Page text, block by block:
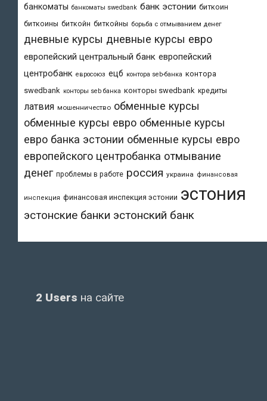
банкоматы банкоматы swedbank банк эстонии биткоин
биткоины биткойн биткойны борьба с отмыванием денег
дневные курсы дневные курсы евро
европейский центральный банк европейский
центробанк евросоюз ецб контора seb-банка контора
swedbank конторы seb банка конторы swedbank кредиты
латвия мошенничество обменные курсы
обменные курсы евро обменные курсы
евро банка эстонии обменные курсы евро
европейского центробанка отмывание
денег проблемы в работе россия украина финансовая
инспекция финансовая инспекция эстонии эстония
эстонские банки эстонский банк
2 Users на сайте